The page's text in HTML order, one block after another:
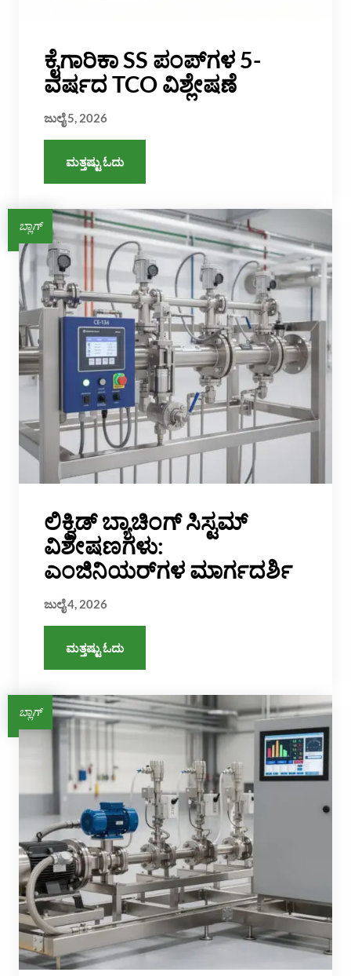
ಕೈಗಾರಿಕಾ SS ಪಂಪ್‌ಗಳ 5-
ವರ್ಷದ TCO ವಿಶ್ಲೇಷಣೆ
ಜುಲೈ 5, 2026
ಮತ್ತಷ್ಟು ಓದು
ಬ್ಲಾಗ್
ಲಿಕ್ವಿಡ್ ಬ್ಯಾಚಿಂಗ್ ಸಿಸ್ಟಮ್
ವಿಶೇಷಣಗಳು:
ಎಂಜಿನಿಯರ್‌ಗಳ ಮಾರ್ಗದರ್ಶಿ
ಜುಲೈ 4, 2026
ಮತ್ತಷ್ಟು ಓದು
ಬ್ಲಾಗ್